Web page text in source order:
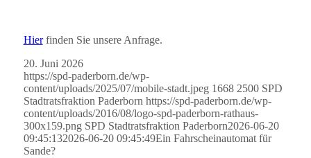
Hierfinden Sie unsere Anfrage.
20. Juni 2026
https://spd-paderborn.de/wp-
content/uploads/2025/07/mobile-stadt.jpeg 1668 2500 SPD
Stadtratsfraktion Paderborn https://spd-paderborn.de/wp-
content/uploads/2016/08/logo-spd-paderborn-rathaus-
300x159.png SPD Stadtratsfraktion Paderborn2026-06-20
09:45:132026-06-20 09:45:49Ein Fahrscheinautomat für
Sande?